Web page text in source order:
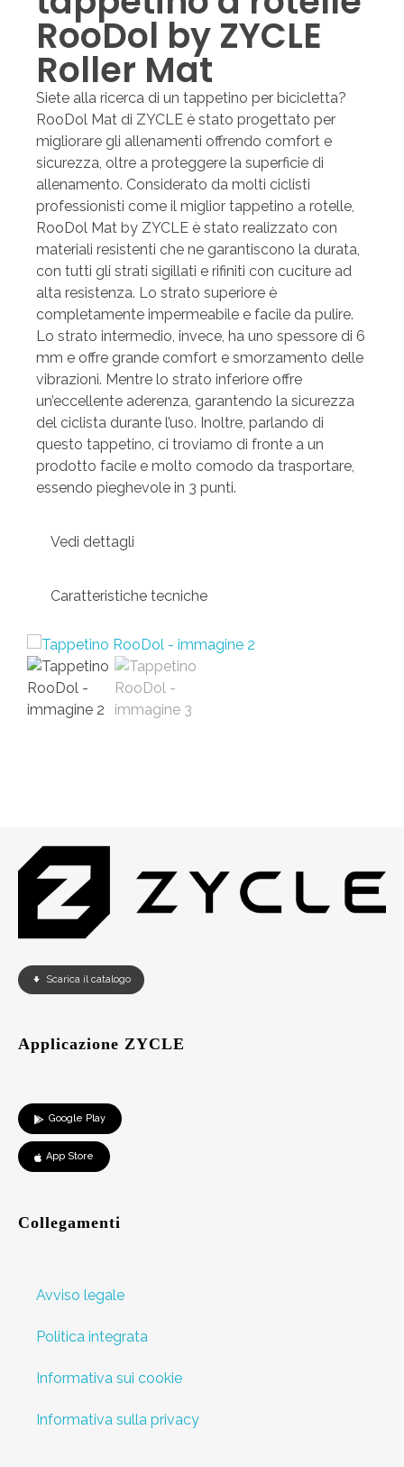
RooDol by ZYCLE
Roller Mat
Siete alla ricerca di un tappetino per bicicletta?
RooDol Mat di ZYCLE è stato progettato per
migliorare gli allenamenti offrendo comfort e
sicurezza, oltre a proteggere la superficie di
allenamento. Considerato da molti ciclisti
professionisti come il miglior tappetino a rotelle,
RooDol Mat by ZYCLE è stato realizzato con
materiali resistenti che ne garantiscono la durata,
con tutti gli strati sigillati e rifiniti con cuciture ad
alta resistenza. Lo strato superiore è
completamente impermeabile e facile da pulire.
Lo strato intermedio, invece, ha uno spessore di 6
mm e offre grande comfort e smorzamento delle
vibrazioni. Mentre lo strato inferiore offre
un’eccellente aderenza, garantendo la sicurezza
del ciclista durante l’uso. Inoltre, parlando di
questo tappetino, ci troviamo di fronte a un
prodotto facile e molto comodo da trasportare,
essendo pieghevole in 3 punti.
Vedi dettagli
Caratteristiche tecniche
Scarica il catalogo
Applicazione ZYCLE
Google Play
App Store
Collegamenti
Avviso legale
Politica integrata
Informativa sui cookie
Informativa sulla privacy